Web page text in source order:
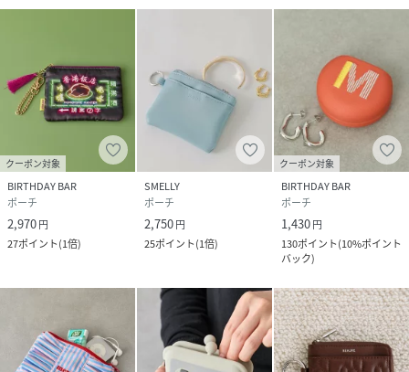
クーポン対象
BIRTHDAY BAR
ポーチ
2,970円
27ポイント(1倍)
SMELLY
ポーチ
2,750円
25ポイント(1倍)
クーポン対象
BIRTHDAY BAR
ポーチ
1,430円
130ポイント(10%ポイント
バック)